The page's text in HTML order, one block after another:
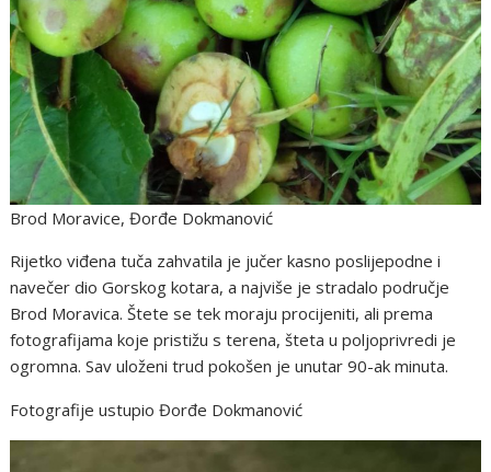
Brod Moravice, Đorđe Dokmanović
Rijetko viđena tuča zahvatila je jučer kasno poslijepodne i
navečer dio Gorskog kotara, a najviše je stradalo područje
Brod Moravica. Štete se tek moraju procijeniti, ali prema
fotografijama koje pristižu s terena, šteta u poljoprivredi je
ogromna. Sav uloženi trud pokošen je unutar 90-ak minuta.
Fotografije ustupio Đorđe Dokmanović